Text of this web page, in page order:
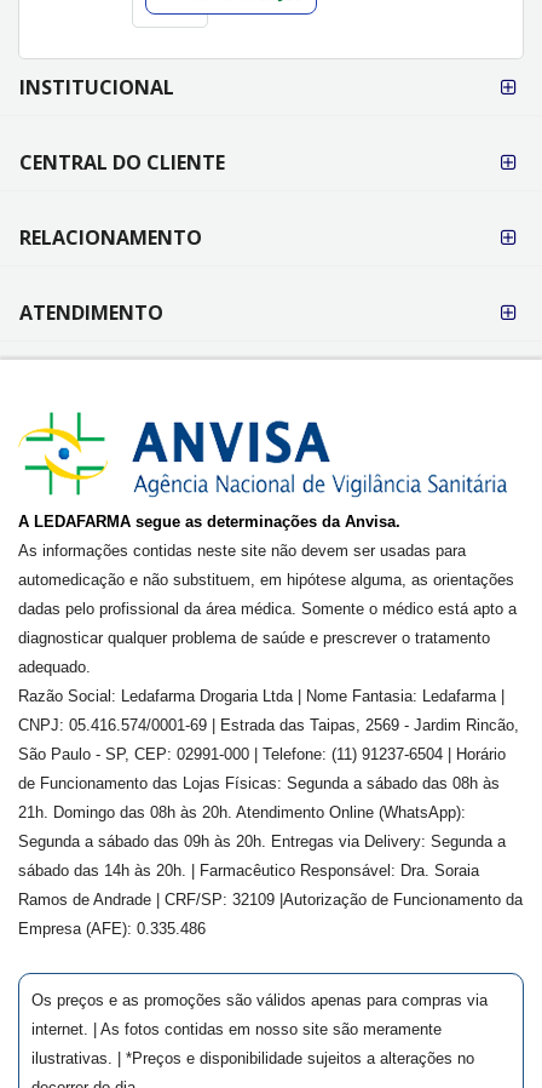
FORMAS DE
PAGAMENTO
INSTITUCIONAL
CENTRAL DO CLIENTE
RELACIONAMENTO
ATENDIMENTO
A LEDAFARMA segue as determinações da Anvisa.
As informações contidas neste site não devem ser usadas para
automedicação e não substituem, em hipótese alguma, as orientações
dadas pelo profissional da área médica. Somente o médico está apto a
diagnosticar qualquer problema de saúde e prescrever o tratamento
adequado.
Razão Social: Ledafarma Drogaria Ltda | Nome Fantasia: Ledafarma |
CNPJ: 05.416.574/0001-69 | Estrada das Taipas, 2569 - Jardim Rincão,
São Paulo - SP, CEP: 02991-000 | Telefone: (11) 91237-6504 | Horário
de Funcionamento das Lojas Físicas: Segunda a sábado das 08h às
21h. Domingo das 08h às 20h. Atendimento Online (WhatsApp):
Segunda a sábado das 09h às 20h. Entregas via Delivery: Segunda a
sábado das 14h às 20h. | Farmacêutico Responsável: Dra. Soraia
Ramos de Andrade
| CRF/SP: 32109 |Autorização de Funcionamento da
Empresa (AFE): 0.335.486
Os preços e as promoções são válidos apenas para compras via
internet. | As fotos contidas em nosso site são meramente
ilustrativas. | *Preços e disponibilidade sujeitos a alterações no